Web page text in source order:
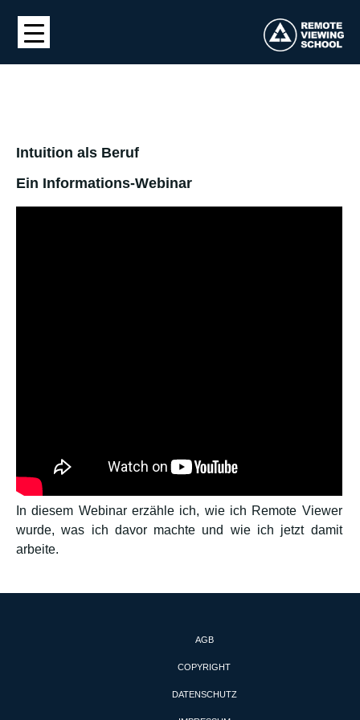
Intuition als Beruf
Ein Informations-Webinar
In diesem Webinar erzähle ich, wie ich Remote Viewer
wurde, was ich davor machte und wie ich jetzt damit
arbeite.
AGB
COPYRIGHT
DATENSCHUTZ